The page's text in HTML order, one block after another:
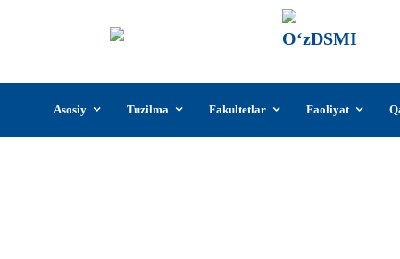
content
Asosiy Tuzilma Fakultetlar Faoliyat